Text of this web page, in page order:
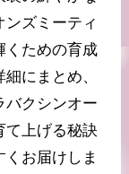
ズミーティ
くための育成
にまとめ、
バクシンオー
て上げる秘訣
お届けしま